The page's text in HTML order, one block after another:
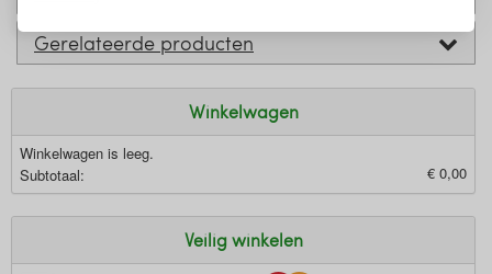
Gerelateerde producten
Winkelwagen
Winkelwagen is leeg.
Subtotaal:
€ 0,00
Veilig winkelen